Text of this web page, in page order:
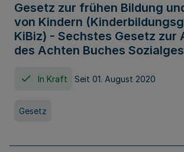
Gesetz zur frühen Bildung
von Kindern
KiBiz) - Sechstes Gesetz zur
des Achten Buches
In Kraft Seit 01. August 2020
Gesetz